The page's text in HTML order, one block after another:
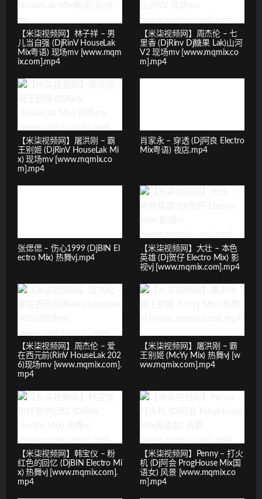
【米柒视频网】林子祥 – 男
儿当自强 (DjRinV HouseLak
Mix粤语) 现场mv [www.mqm
ix.com].mp4
【米柒视频网】周杰伦 – 七
里香 (DjRinv Dj糖果 Lak)山河
V2 现场mv [www.mqmix.co
m].mp4
【米柒视频网】屠洪刚 – 霸
王别姬 (DjRinV HouseLak Mi
x) 现场mv [www.mqmix.co
m].mp4
肖家永 – 穿透 (Dj阿良 Electro
Mix粤语) 夜店.mp4
张偲偲 – 伤心1999 (DjBIN El
ectro Mix) 热舞vj.mp4
【米柒视频网】大壮 – 本色
英雄 (Dj贺仔 Electro Mix) 影
视vj [www.mqmix.com].mp4
【米柒视频网】周杰伦 – 爱
在西元前(RinV HouseLak 202
6)现场mv [www.mqmix.com].
mp4
【米柒视频网】屠洪刚 – 霸
王别姬 (McYy Mix) 热舞vj [w
ww.mqmix.com].mp4
【米柒视频网】韩宝仪 – 粉
红色的回忆 (DjBIN Electro Mi
x) 热舞vj [www.mqmix.com].
mp4
【米柒视频网】Penny – 打火
机 (Dj阿会 ProgHouse Mix国
语女) 风景 [www.mqmix.co
m].mp4